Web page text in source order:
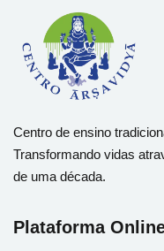
Centro de ensino
Transformando vidas
de uma década.
Plataforma